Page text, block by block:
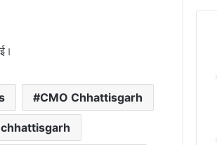
CMO Chhattisgarh